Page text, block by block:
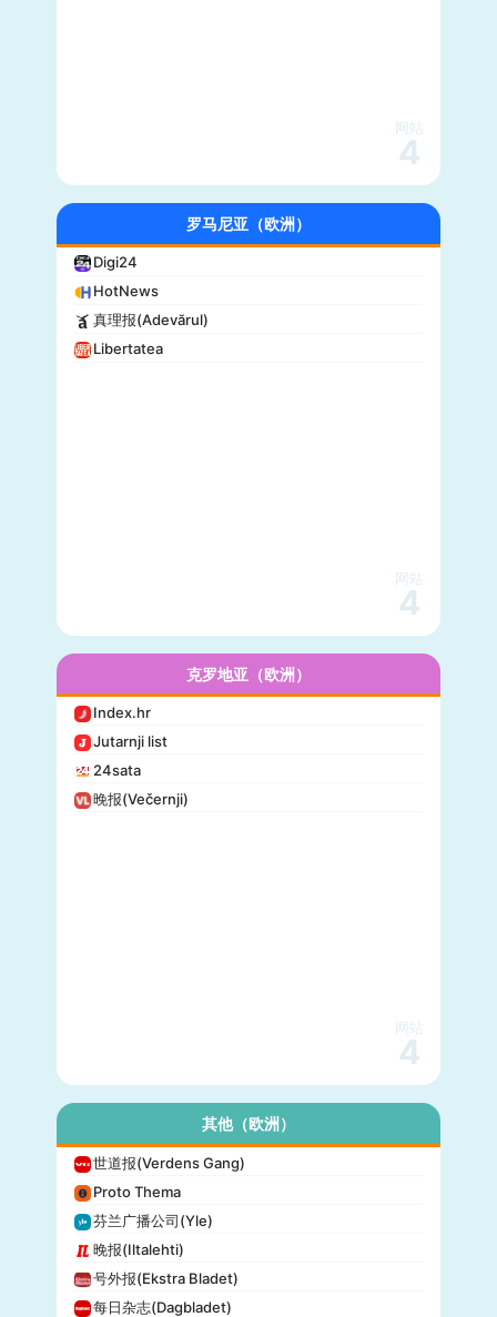
网站
4
罗马尼亚（欧洲）
Digi24
HotNews
真理报(Adevărul)
Libertatea
网站
4
克罗地亚（欧洲）
Index.hr
Jutarnji list
24sata
晚报(Večernji)
网站
4
其他（欧洲）
世道报(Verdens Gang)
Proto Thema
芬兰广播公司(Yle)
晚报(Iltalehti)
号外报(Ekstra Bladet)
每日杂志(Dagbladet)